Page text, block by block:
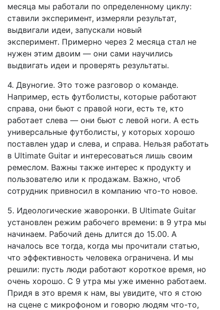
месяца мы работали по определенному циклу:
ставили эксперимент, измеряли результат,
выдвигали идеи, запускали новый
эксперимент. Примерно через 2 месяца стал не
нужен этим двоим — они сами научились
выдвигать идеи и проверять результаты.
4. Двуногие. Это тоже разговор о команде.
Например, есть футболисты, которые работают
справа, они бьют с правой ноги, есть те, кто
работает слева — они бьют с левой ноги. А есть
универсальные футболисты, у которых хорошо
поставлен удар и слева, и справа. Нельзя работать
в Ultimate Guitar и интересоваться лишь своим
ремеслом. Важны также интерес к продукту и
пользователю или к продажам. Важно, чтоб
сотрудник привносил в компанию что-то новое.
5. Идеологические жаворонки. В Ultimate Guitar
установлен режим рабочего времени: в 9 утра мы
начинаем. Рабочий день длится до 15.00. А
началось все тогда, когда мы прочитали статью,
что эффективность человека ограничена. И мы
решили: пусть люди работают короткое время, но
очень хорошо. С 9 утра мы уже именно работаем.
Придя в это время к нам, вы увидите, что я стою
на сцене с микрофоном и говорю людям что-то,